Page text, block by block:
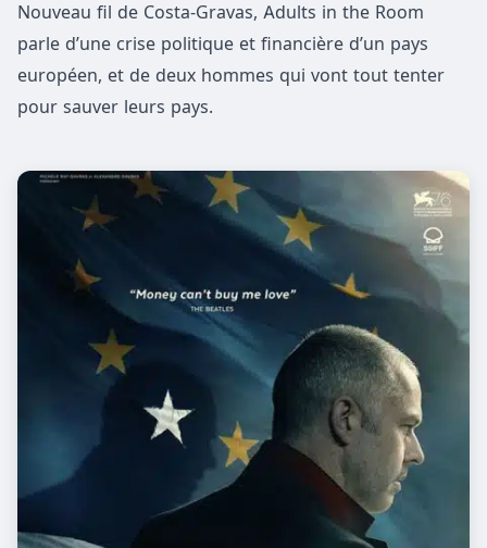
Nouveau fil de Costa-Gravas, Adults in the Room
parle d’une crise politique et financière d’un pays
européen, et de deux hommes qui vont tout tenter
pour sauver leurs pays.